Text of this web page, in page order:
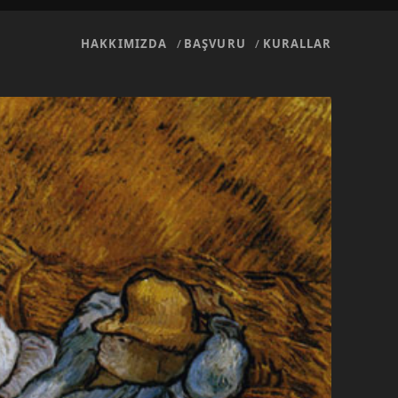
HAKKIMIZDA BAŞVURU KURALLAR